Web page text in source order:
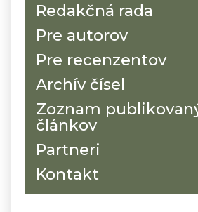
Redakčná rada
Pre autorov
Pre recenzentov
Archív čísel
Zoznam
článkov
Partneri
Kontakt